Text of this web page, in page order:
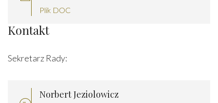
Plik DOC
Kontakt
Sekretarz Rady:
Norbert Jeziolowicz